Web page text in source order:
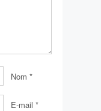
Nom *
E-mail *